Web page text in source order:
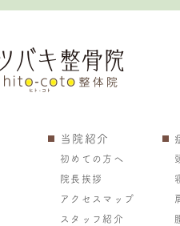
当院紹介
初めての方へ
院長挨拶
アクセスマップ
スタッフ紹介